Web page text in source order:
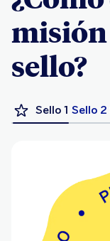
misión
sello?
Sello 1 Sello 2